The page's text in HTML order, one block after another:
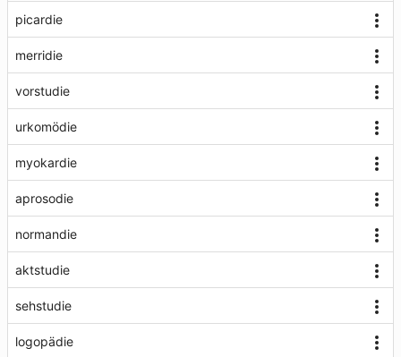
picardie
merridie
vorstudie
urkomödie
myokardie
aprosodie
normandie
aktstudie
sehstudie
logopädie